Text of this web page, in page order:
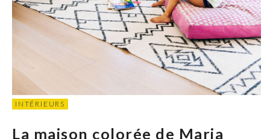
INTÉRIEURS
La maison colorée de Maria